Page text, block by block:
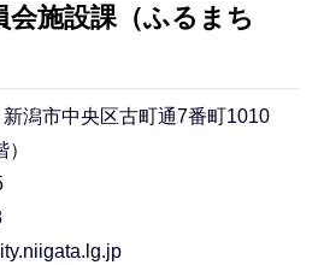
会施設課（ふるまち
潟市中央区古町通7番町1010